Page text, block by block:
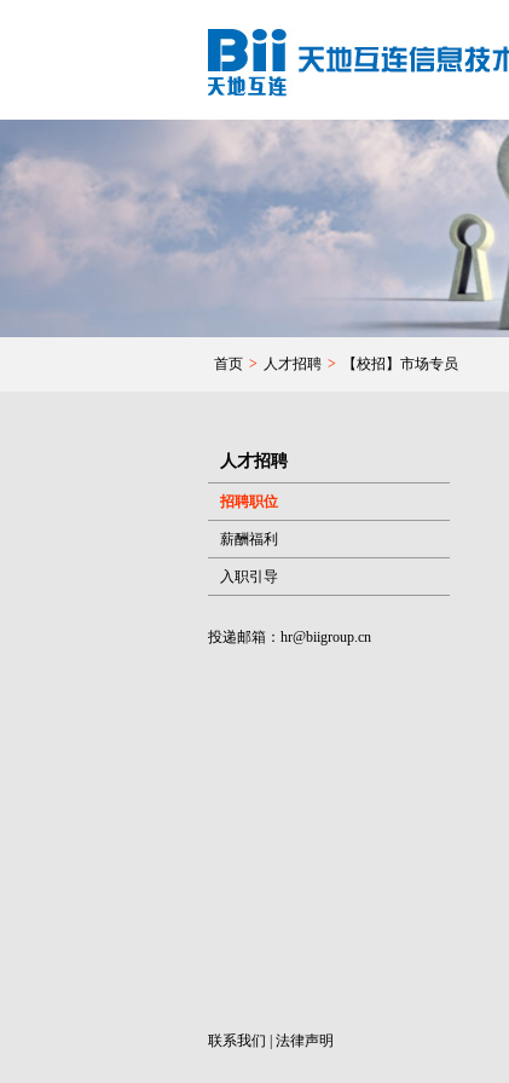
首页 > 人才招聘 > 【校招】市场专员
人才招聘
招聘职位
薪酬福利
入职引导
投递邮箱： hr@biigroup.cn
联系我们 法律声明